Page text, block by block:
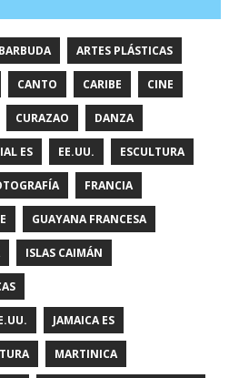
ARTES PLÁSTICAS
CANTO CARIBE CINE
CURAZAO DANZA
ES EE.UU. ESCULTURA
FRANCIA
GUAYANA FRANCESA
ISLAS CAIMÁN
JAMAICA ES
MARTINICA